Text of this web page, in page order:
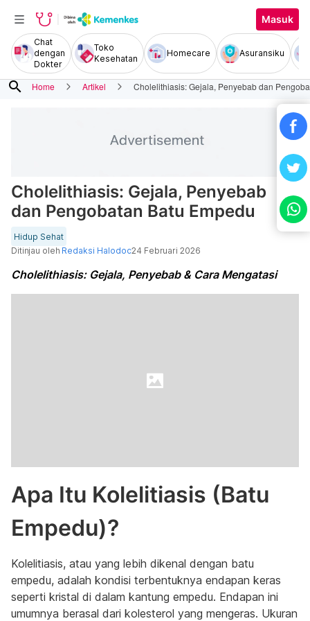
Masuk
Chat
dengan
Dokter
Toko
Kesehatan
Homecare Asuransiku
search Home Artikel Cholelithiasis: Gejala, Penyebab dan
Cholelithiasis: Gejala, Penyebab
dan Pengobatan Batu Empedu
Hidup Sehat
Ditinjau oleh Redaksi Halodoc24 Februari 2026
Cholelithiasis: Gejala, Penyebab & Cara Mengatasi
Apa Itu Kolelitiasis (Batu
Empedu)?
Kolelitiasis, atau yang lebih dikenal dengan batu
empedu, adalah kondisi terbentuknya endapan keras
seperti kristal di dalam kantung empedu. Endapan ini
umumnya berasal dari kolesterol yang mengeras. Ukuran